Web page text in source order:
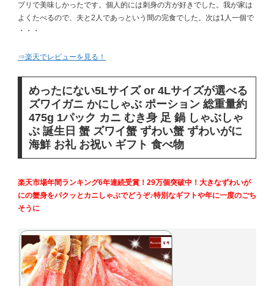
プリで美味しかったです。個人的には刺身の方が好きでした。我が家は
よくたべるので、夫と2人であっという間の完食でした。次は1人一個で
・・・
⇒楽天でレビューを見る！
めったにない5Lサイズ or 4Lサイズが選べる
ズワイガニ かにしゃぶ ポーション 総重量約
475g 1パック カニ むき身 足 鍋 しゃぶしゃ
ぶ 誕生日 蟹 ズワイ蟹 ずわい蟹 ずわいがに
海鮮 お礼 お祝い ギフト 食べ物
楽天市場年間ランキング6年連続受賞！29万個突破中！大きなずわいが
にの蟹身をパクッとカニしゃぶでどうぞ♪特別なギフトや年に一度のごち
そうに